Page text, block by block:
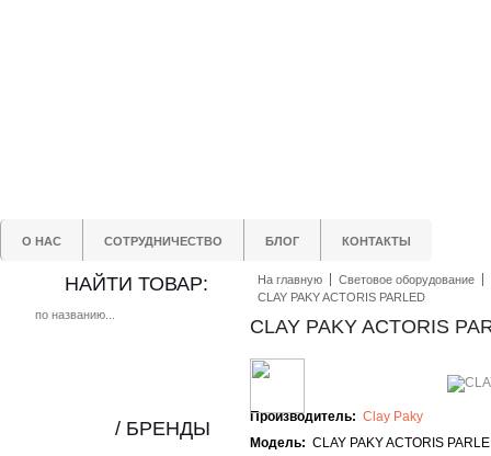
О НАС СОТРУДНИЧЕСТВО БЛОГ КОНТАКТЫ
НАЙТИ ТОВАР:
/ БРЕНДЫ
На главную
Световое оборудование
CLAY PAKY ACTORIS PARLED
CLAY PAKY ACTORIS
Производитель: Clay Paky
Модель: CLAY PAKY ACTORIS